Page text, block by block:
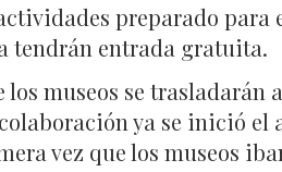
preparado para
tendrán entrada gratuita.
museos se trasladarán
ya se inició
vez que los museos